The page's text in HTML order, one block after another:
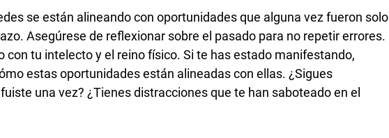
se están alineando con oportunidades que alguna vez fueron solo
Asegúrese de reflexionar sobre el pasado para no repetir errores.
con tu intelecto y el reino físico. Si te has estado manifestando,
estas oportunidades están alineadas con ellas. ¿Sigues
una vez? ¿Tienes distracciones que te han saboteado en el